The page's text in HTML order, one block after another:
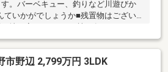
。バーベキュー、釣りなど川遊びか
ていかがでしょうか■残置物はござい
市野辺 2,799万円 3LDK